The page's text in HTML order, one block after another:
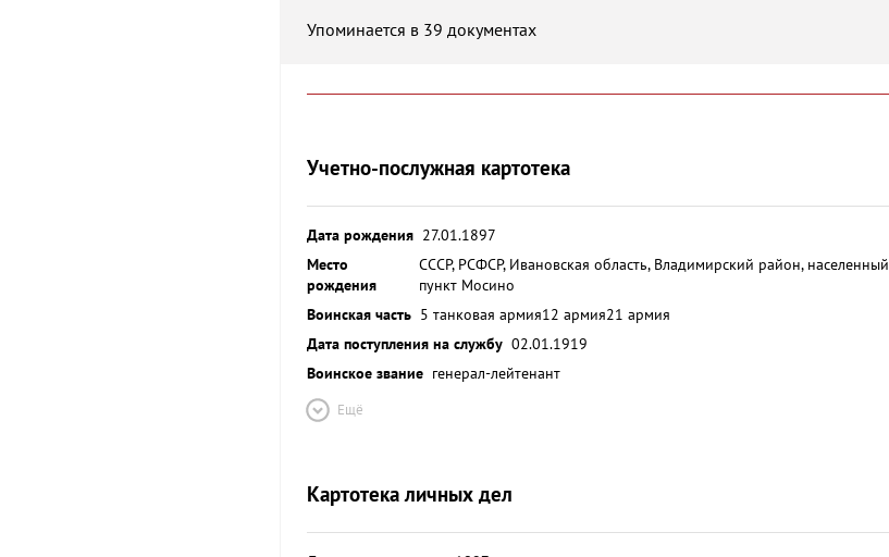
Упоминается в 39 документах
Учетно-послужная картотека
Дата рождения 27.01.1897
Место
рождения
СССР, РСФСР, Ивановская область, Владимирский район, населенный
пункт Мосино
Воинская часть 5 танковая армия12 армия21 армия
Дата поступления на службу 02.01.1919
Воинское звание генерал-лейтенант
Ещё
Картотека личных дел